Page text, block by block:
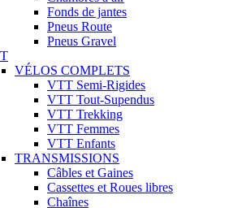
Fonds de jantes
Pneus Route
Pneus Gravel
VÉLOS COMPLETS
VTT Semi-Rigides
VTT Tout-Supendus
VTT Trekking
VTT Femmes
VTT Enfants
TRANSMISSIONS
Câbles et Gaines
Cassettes et Roues libres
Chaînes